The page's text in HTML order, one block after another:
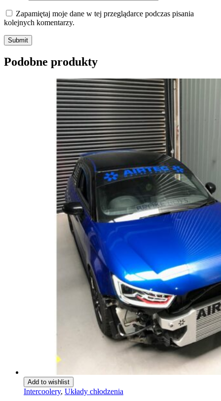
Zapamiętaj moje dane w tej przeglądarce podczas pisania
kolejnych komentarzy.
Submit
Podobne produkty
Add to wishlist
Intercoolery, Układy chłodzenia